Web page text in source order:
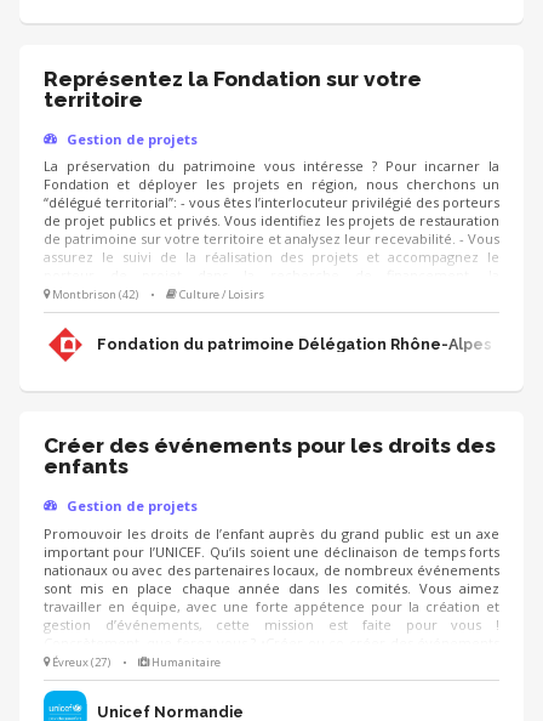
Représentez la Fondation sur votre
territoire
Gestion de projets
La préservation du patrimoine vous intéresse ? Pour incarner la
Fondation et déployer les projets en région, nous cherchons un
“délégué territorial”: - vous êtes l’interlocuteur privilégié des porteurs
de projet publics et privés. Vous identifiez les projets de restauration
de patrimoine sur votre territoire et analysez leur recevabilité. - Vous
assurez le suivi de la réalisation des projets et accompagnez le
communication, l'animation de sa collecte, jusqu'à la clôture du
projet. - Vous contribuez au développement des adhésions et des
ressources (mécènes, donateurs, partenariats, etc.) pour pérenniser
les actions de la Fondation.
Montbrison (42) • Culture / Loisirs
Fondation du patrimoine Délégation Rhône-Alpes
Créer des événements pour les droits des
enfants
Gestion de projets
Promouvoir les droits de l’enfant auprès du grand public est un axe
important pour l’UNICEF. Qu’ils soient une déclinaison de temps forts
nationaux ou avec des partenaires locaux, de nombreux événements
sont mis en place chaque année dans les comités. Vous aimez
travailler en équipe, avec une forte appétence pour la création et
gestion d’événements, cette mission est faite pour vous !
autour du sport, de la culture… pour faire connaitre les droits de
l’enfant et collecter des fonds •Co-piloter l’organisation d’événements
•Décliner les grands temps forts nationaux localement
Évreux (27) • Humanitaire
Unicef Normandie